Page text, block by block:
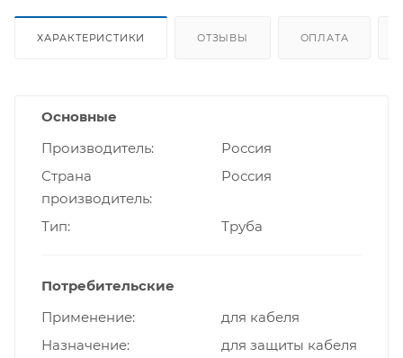
ХАРАКТЕРИСТИКИ ОТЗЫВЫ ОПЛАТА
Основные
Производитель
Россия
Страна
производитель
Россия
Тип Труба
Потребительские
Применение
для кабеля
Назначение
для защиты кабеля